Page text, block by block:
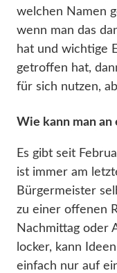
welchen Namen
wenn man das
hat und wichtige
getroffen hat,
für sich nutzen,
Wie kann man
Es gibt seit
ist immer am
Bürgermeister
zu einer offenen
Nachmittag oder
locker, kann
einfach nur auf